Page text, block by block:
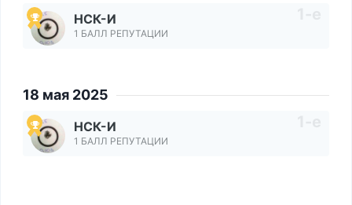
НСК-И
1 БАЛЛ РЕПУТАЦИИ
18 мая 2025
НСК-И
1 БАЛЛ РЕПУТАЦИИ